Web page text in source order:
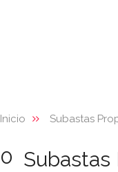
Inicio Subastas
0 Subastas